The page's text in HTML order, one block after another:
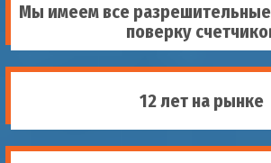
Мы имеем все
поверку
12 лет на рынке